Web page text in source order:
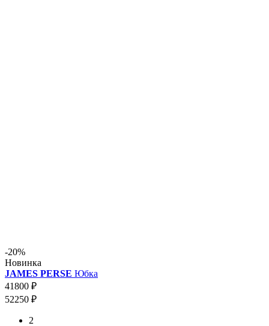
-20%
Новинка
JAMES PERSE Юбка
41800 ₽
52250 ₽
2